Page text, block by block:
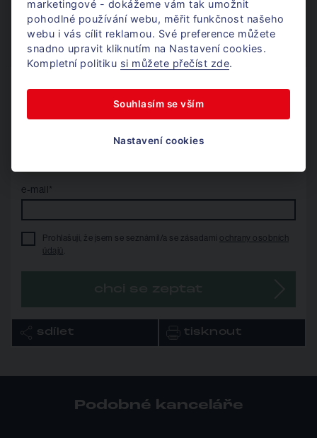
+420 724 405 300
Po - Pá / 8 - 17h
karim@donajmu.cz
Nechte mi na vás kontakt
a já se vám ozvu.
e-mail*
Prohlašuji, že jsem se seznámil/a se zásadami ochrany osobních
údajů
sdílet tisknout
Podobné kanceláře
marketingové - dokážeme vám tak umožnit
pohodlné používání webu, měřit funkčnost našeho
webu i vás cílit reklamou. Své preference můžete
snadno upravit kliknutím na Nastavení cookies.
Kompletní politiku si můžete přečíst zde.
Souhlasím se vším
Nastavení cookies